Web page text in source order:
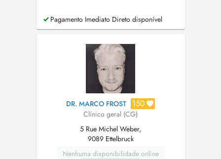
Pagamento Imediato Direto disponível
DR. MARCO FROST 150
Clínico geral (CG)
5 Rue Michel Weber,
9089 Ettelbruck
Nenhuma disponibilidade online